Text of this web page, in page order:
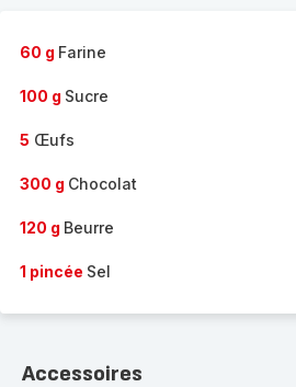
60 g Farine
100 g Sucre
5 Œufs
300 g Chocolat
120 g Beurre
1 pincée Sel
Accessoires